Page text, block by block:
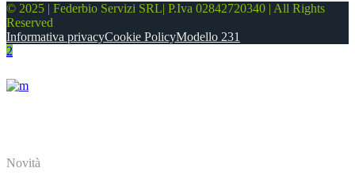
© 2025 | Federbio Servizi SRL| P.Iva 02842720340 | All Rights
Reserved
Informativa privacyCookie PolicyModello 231
Novità